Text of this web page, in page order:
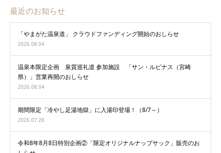
最近のお知らせ
「やまがた温泉道」 クラウドファンディング開始のおしらせ
2026.08.04
温泉本限定企画 泉質巡礼道 参加施設 「サン・ルピナス（宮崎
県）」営業再開のおしらせ
2026.08.04
期間限定「冷やし足湯地獄」に入湯印登場！（8/7～）
2026.07.28
令和8年8月8日特別企画②「限定オリジナルナップサック」販売のお